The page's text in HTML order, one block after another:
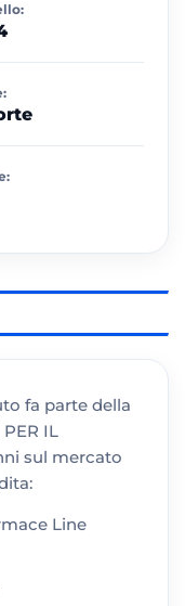
fa parte della
IL
sul mercato
Line